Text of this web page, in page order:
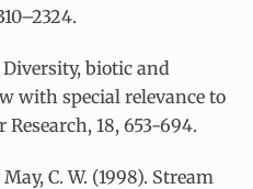
Diversity, biotic and
with special relevance to
18, 653-694.
C. W. (1998). Stream